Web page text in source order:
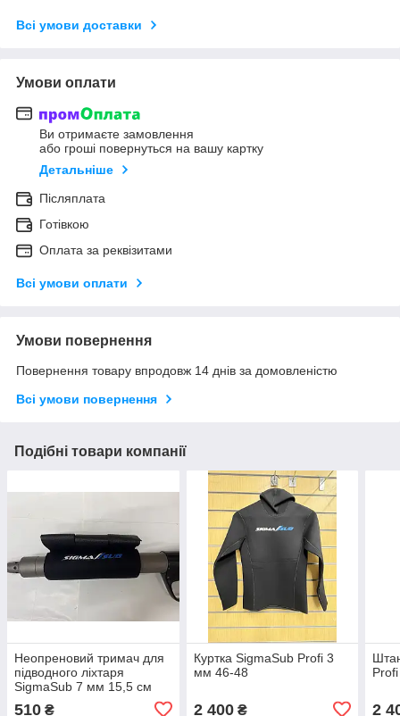
Всі умови доставки
Умови оплати
Ви отримаєте замовлення
або гроші повернуться на вашу картку
Детальніше
Післяплата
Готівкою
Оплата за реквізитами
Всі умови оплати
Умови повернення
Повернення товару впродовж 14 днів за домовленістю
Всі умови повернення
Подібні товари компанії
Неопреновий тримач для
підводного ліхтаря
SigmaSub 7 мм 15,5 см
510 ₴
Куртка SigmaSub Profi 3
мм 46-48
2 400₴ 2